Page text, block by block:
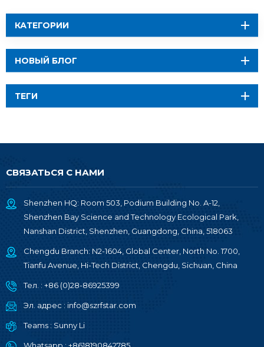
КАТЕГОРИИ
НОВЫЙ БЛОГ
ТЕГИ
СВЯЗАТЬСЯ С НАМИ
Shenzhen HQ: Room 503, Podium Building No. A-12,
Shenzhen Bay Science and Technology Ecological Park,
Nanshan District, Shenzhen, Guangdong, China, 518063
Chengdu Branch: N2-1604, Global Center, North No. 1700,
Tianfu Avenue, Hi-Tech District, Chengdu, Sichuan, China
Тел. : +86 (0)28-86925399
Эл. адрес : info@szrfstar.com
Teams : Sunny Li
Whatsapp : +8618190842785